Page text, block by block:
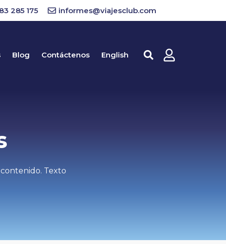
285 175 informes@viajesclub.com
Blog Contáctenos English
Texto